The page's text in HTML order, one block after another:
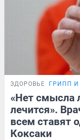
ЗДОРОВЬЕ ГРИПП И
«Нет смысла
лечится».
всем ставят
Коксаки